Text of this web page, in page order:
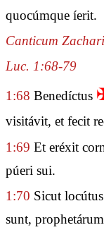
quocúmque íerit.
Canticum
Luc. 1:68-79
1:68 Benedíctus
visitávit, et fecit
1:69 Et eréxit
púeri sui.
1:70 Sicut
sunt,